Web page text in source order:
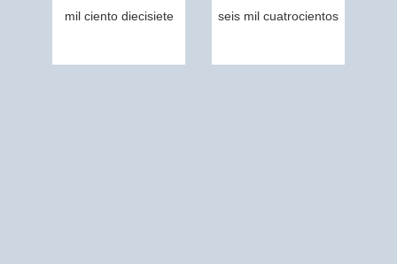
mil ciento diecisiete seis mil cuatrocientos